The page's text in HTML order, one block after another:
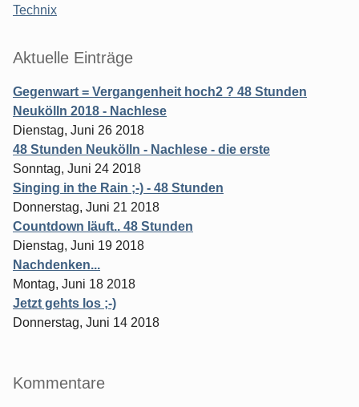
Technix
Aktuelle Einträge
Gegenwart = Vergangenheit hoch2 ? 48 Stunden
Neukölln 2018 - Nachlese
Dienstag, Juni 26 2018
48 Stunden Neukölln - Nachlese - die erste
Sonntag, Juni 24 2018
Singing in the Rain ;-) - 48 Stunden
Donnerstag, Juni 21 2018
Countdown läuft.. 48 Stunden
Dienstag, Juni 19 2018
Nachdenken...
Montag, Juni 18 2018
Jetzt gehts los ;-)
Donnerstag, Juni 14 2018
Kommentare